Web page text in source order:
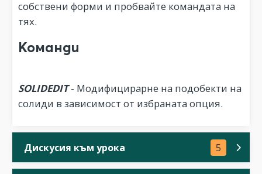
собствени форми и пробвайте командата на
тях.
Команди
SOLIDEDIT- Модифицирарне на подобекти на
солиди в зависимост от избраната опция.
Дискусия към урока 5